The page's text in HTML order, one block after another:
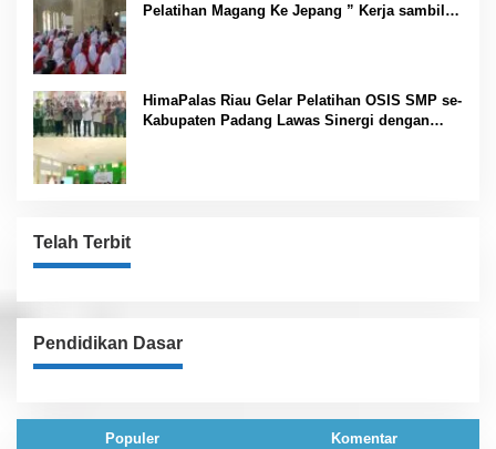
Pelatihan Magang Ke Jepang ” Kerja sambil
HimaPalas Riau Gelar Pelatihan OSIS SMP se-
Kabupaten Padang Lawas Sinergi dengan
Telah Terbit
Pendidikan Dasar
Populer Komentar